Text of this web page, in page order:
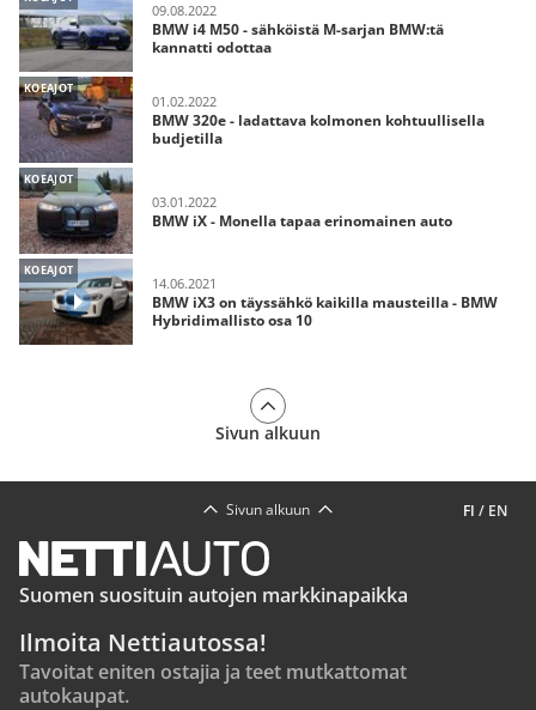
09.08.2022
BMW i4 M50 - sähköistä M-sarjan BMW:tä
kannatti odottaa
KOEAJOT
01.02.2022
BMW 320e - ladattava kolmonen kohtuullisella
budjetilla
KOEAJOT
03.01.2022
BMW iX - Monella tapaa erinomainen auto
KOEAJOT
14.06.2021
BMW iX3 on täyssähkö kaikilla mausteilla - BMW
Hybridimallisto osa 10
Sivun alkuun
FI / EN
Sivun alkuun
Suomen suosituin autojen markkinapaikka
Ilmoita Nettiautossa!
Tavoitat eniten ostajia ja teet mutkattomat
autokaupat.